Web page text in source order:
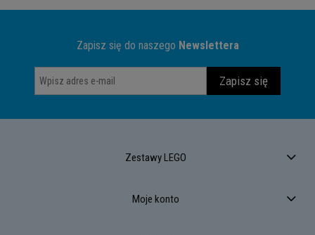
Zapisz się do naszego Newslettera
Zapisz się
Zestawy LEGO
Moje konto